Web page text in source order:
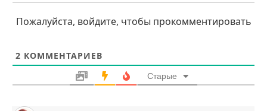
Пожалуйста, войдите, чтобы прокомментировать
2 КОММЕНТАРИЕВ
Старые